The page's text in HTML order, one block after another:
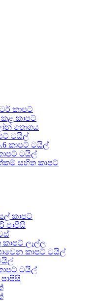
කාපට්
කාපට්
තොගය
ටයිල්
කාපට් ටයිල්
ටයිල්
සහිත කාපට්
කාපට්
පාපිසි
ලෑල්ල
කාපට් ටයිල්
ටයිල්